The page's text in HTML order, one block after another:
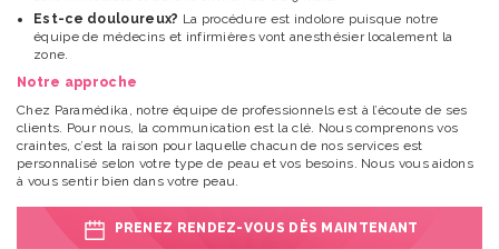
Est-ce douloureux? La procédure est indolore puisque notre
équipe de médecins et infirmières vont anesthésier localement la
zone.
Notre approche
Chez Paramédika, notre équipe de professionnels est à l’écoute de ses
clients. Pour nous, la communication est la clé. Nous comprenons vos
craintes, c’est la raison pour laquelle chacun de nos services est
personnalisé selon votre type de peau et vos besoins. Nous vous aidons
à vous sentir bien dans votre peau.
PRENEZ RENDEZ-VOUS DÈS MAINTENANT